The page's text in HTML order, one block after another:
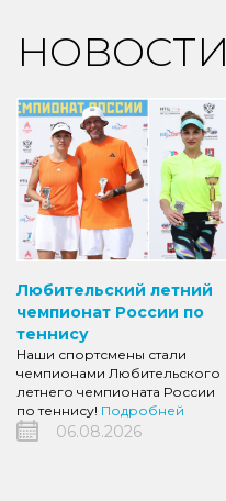
НОВОСТИ
Любительский летний
чемпионат России по
теннису
Наши спортсмены стали
чемпионами Любительского
летнего чемпионата России
по теннису! Подробней
06.08.2026